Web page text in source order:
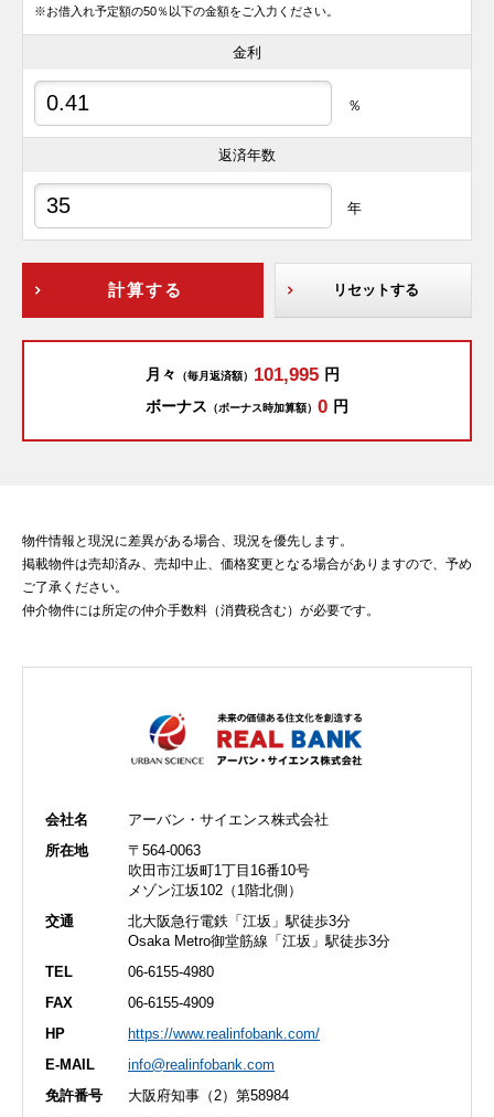
※お借入れ予定額の50％以下の金額をご入力ください。
金利
％
返済年数
年
計算する リセットする
月々 （毎月返済額） 101,995 円
ボーナス （ボーナス時加算額） 0 円
物件情報と現況に差異がある場合、現況を優先します。
掲載物件は売却済み、売却中止、価格変更となる場合がありますので、予め
ご了承ください。
仲介物件には所定の仲介手数料（消費税含む）が必要です。
会社名
アーバン・サイエンス株式会社
所在地
〒564-0063
吹田市江坂町1丁目16番10号
メゾン江坂102（1階北側）
交通
北大阪急行電鉄「江坂」駅徒歩3分
Osaka Metro御堂筋線「江坂」駅徒歩3分
TEL
06-6155-4980
FAX
06-6155-4909
HP
https://www.realinfobank.com/
E-MAIL
info@realinfobank.com
免許番号
大阪府知事（2）第58984